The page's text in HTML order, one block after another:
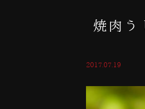
焼肉う
2017.07.19